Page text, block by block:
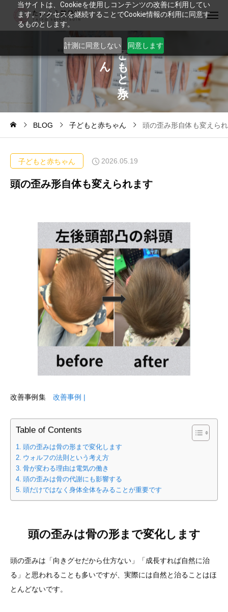
当サイトは、Cookieを使用しコンテンツの改善に利用してい
ます。アクセスを継続することでCookie情報の利用に同意す
るものとします。
計測に同意しない 同意します
ど
も
と
ち
ゃ
ん
BLOG 子どもと赤ちゃん 頭の歪み形自体も変えら
子どもと赤ちゃん 2026.05.19
頭の歪み形自体も変えられます
改善事例集 改善事例 |
Table of Contents
頭の歪みは骨の形まで変化します
ウォルフの法則という考え方
骨が変わる理由は電気の働き
頭の歪みは骨の代謝にも影響する
頭だけではなく身体全体をみることが重要です
頭の歪みは骨の形まで変化します
頭の歪みは「向きグセだから仕方ない」「成長すれば自然に治
る」と思われることも多いですが、実際には自然と治ることはほ
とんどないです。